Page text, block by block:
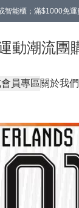
智能櫃；滿$1000免
動潮流團
會員專區關於我們